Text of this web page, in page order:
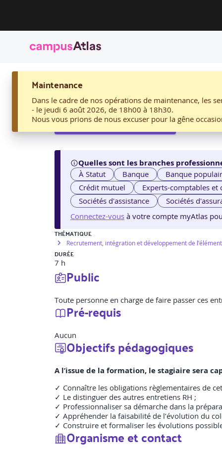
Maintenance
Dans le cadre de nos opérations de maintenance, les
- le jeudi 6 août 2026, de 18h00 à 18h30.
Nous vous prions de nous excuser pour la gêne
07. RÉALISER L’ENTRETIEN DE PARCOURS
07. Réaliser l’entretien
Voir les sessions proposées
Quelles sont les branches
À Statut Banque Banque
Crédit mutuel
Experts-comptables et
Sociétés d'assistance
Sociétés
Connectez-vous à votre compte myAtlas
THÉMATIQUE
Recrutement, intégration et développement de
DURÉE
7 h
Public
Toute personne en charge de faire passer ces
Pré-requis
Aucun
Objectifs pédagogiques
A l’issue de la formation, le stagiaire sera
✓ Connaître les obligations règlementaires de
✓ Le distinguer des autres entretiens RH ;
✓ Professionnaliser sa démarche dans la
✓ Appréhender la faisabilité de l’évolution du
✓ Construire et formaliser les évolutions
Organisme et contact